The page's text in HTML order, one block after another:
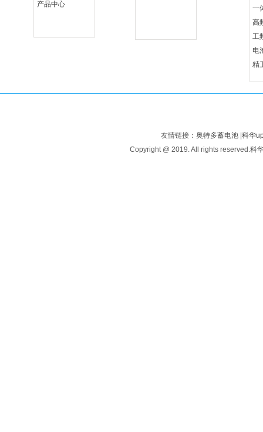
产品中心
一
高
工
电
精
友情链接：奥特多蓄电池 |科华
Copyright @ 2019. All rights reserved.科